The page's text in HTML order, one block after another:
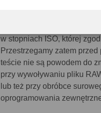
Badanie to ma na celu
w stopniach ISO, której
Przestrzegamy zatem
teście nie są powodem do
przy wywoływaniu pliku
lub też przy obróbce
oprogramowania